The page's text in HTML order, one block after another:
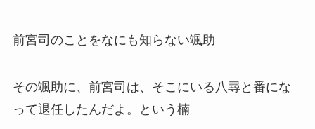
前宮司のことをなにも知らない颯助
その颯助に、前宮司は、そこにいる八尋と番にな
って退任したんだよ。という楠